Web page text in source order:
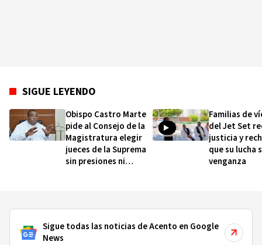
SIGUE LEYENDO
Obispo Castro Marte
pide al Consejo de la
Magistratura elegir
jueces de la Suprema
sin presiones ni
Familias de
del Jet Set
justicia y
que su lucha
venganza
Sigue todas las noticias de Acento en Google
News